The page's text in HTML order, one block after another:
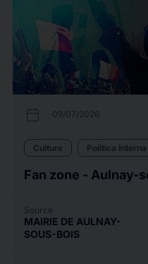
calendar_today 09/07/2026
Culture Politica Interna
Fan zone - Aulnay-
Source
MAIRIE DE AULNAY-
SOUS-BOIS